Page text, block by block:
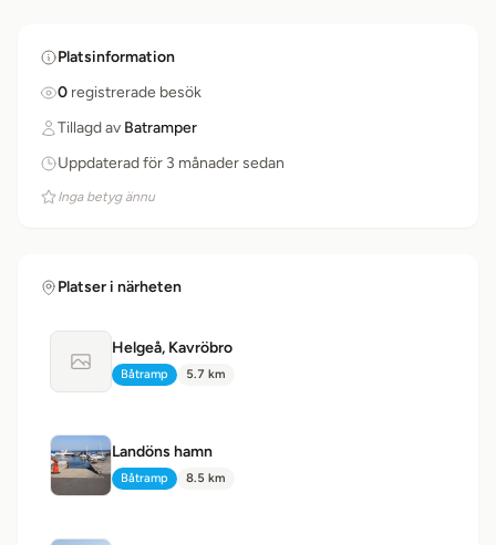
Platsinformation
0 registrerade besök
Tillagd av Batramper
Uppdaterad för 3 månader sedan
Inga betyg ännu
Platser i närheten
Ingen bild tillgänglig
Helgeå, Kavröbro
Typ:
Båtramp Avstånd:
5.7 km
Landöns hamn
Typ:
Båtramp Avstånd:
8.5 km